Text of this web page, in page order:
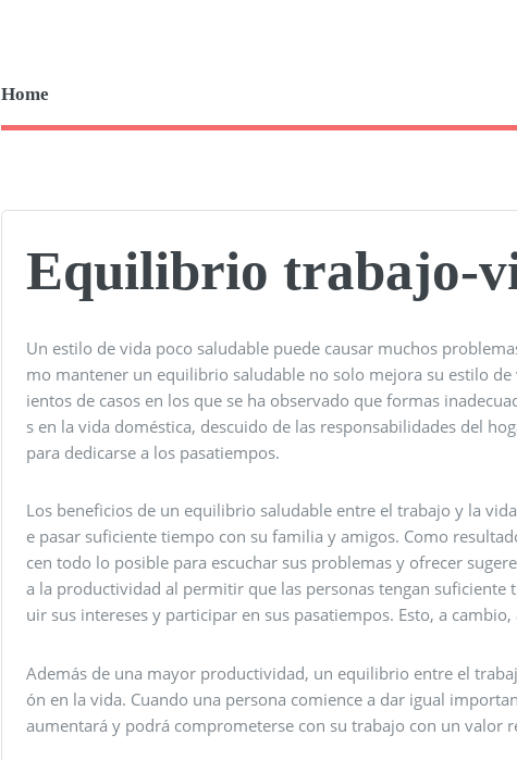
Home
Equilibrio trabajo-
Un estilo de vida poco saludable puede causar muchos
mo mantener un equilibrio saludable no solo mejora su estilo
ientos de casos en los que se ha observado que formas
s en la vida doméstica, descuido de las responsabilidades del
para dedicarse a los pasatiempos.
Los beneficios de un equilibrio saludable entre el trabajo y la
e pasar suficiente tiempo con su familia y amigos. Como
cen todo lo posible para escuchar sus problemas y ofrecer
a la productividad al permitir que las personas tengan
uir sus intereses y participar en sus pasatiempos. Esto, a
Además de una mayor productividad, un equilibrio entre el
ón en la vida. Cuando una persona comience a dar igual
aumentará y podrá comprometerse con su trabajo con un valor